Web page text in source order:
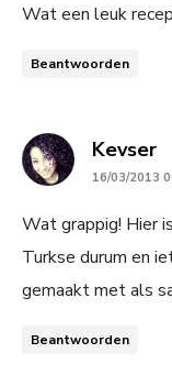
Wat een leuk
Beantwoorden
Kevser
16/03/2013
Wat grappig! Hier
Turkse durum en
gemaakt met als
Beantwoorden